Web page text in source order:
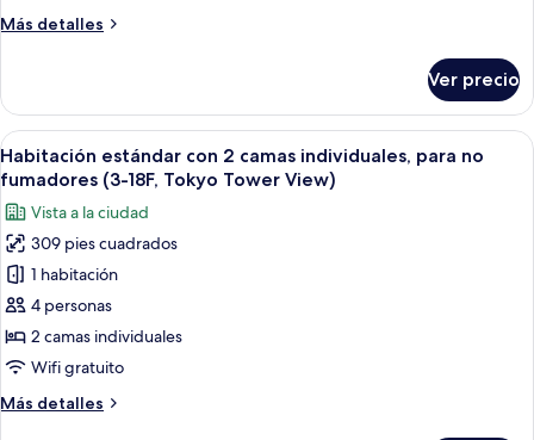
(Twin,
Tokyo
Tower
View)
Más detalles
Más
panorámica,
para
no
fumadores
19-
28F,
Tokyo
Tower
View)
Ver precio
Abrir
todas
las
fotos
de
Habitación
estándar
con
2
individuales,
Habitación de hotel con dos camas,
7
Habitación estándar con 2 camas individuales, para no
fumadores (3-18F, Tokyo Tower View)
Vista a la ciudad
309 pies cuadrados
1 habitación
4 personas
2 camas individuales
Wifi gratuito
Más detalles
Más